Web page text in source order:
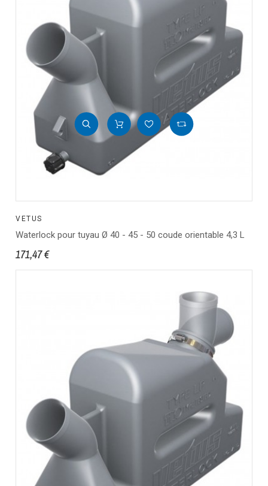
VETUS
Waterlock pour tuyau Ø 40 - 45 - 50 coude orientable 4,3 L
171,47 €